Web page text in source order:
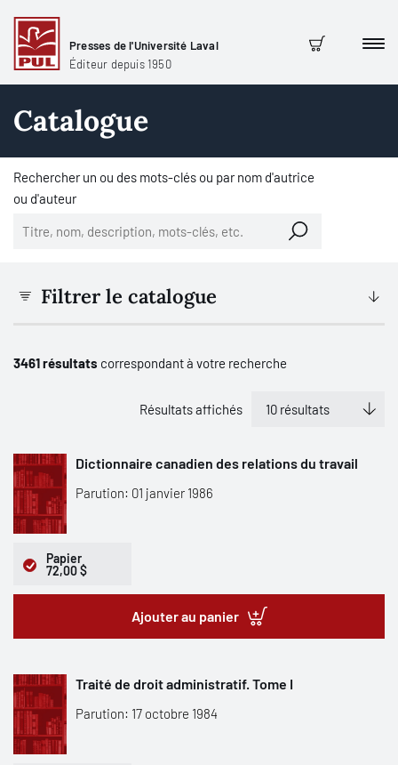
Presses de l'Université Laval
Éditeur depuis 1950
Panier
Catalogue
Rechercher un ou des mots-clés ou par nom d'autrice
ou d'auteur
Filtrer le catalogue
3461 résultats correspondant à votre recherche
Résultats affichés
Dictionnaire canadien des relations du travail
Parution: 01 janvier 1986
Papier
72,00 $
Ajouter au panier
Traité de droit administratif. Tome I
Parution: 17 octobre 1984